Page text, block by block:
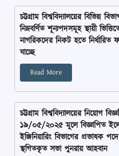
চট্টগ্রাম বিশ্ববিদ্যালয়ের বিভিন্ন
নিম্নবর্ণিত শূন্যপদসমূহ স্থায়ী
নাগরিকদের নিকট হতে
যাচ্ছে
Read More
চট্টগ্রাম বিশ্ববিদ্যালয়ের নিয়োগ
১৯/০৫/২০২৫ মূলে বিজ্ঞাপিত
ইঞ্জিনিয়ারিং বিভাগের প্রভাষক
স্থগিতকৃত সভা পুনরায় আহবান